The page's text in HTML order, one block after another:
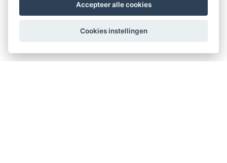
Accepteer alle cookies
Cookies instellingen